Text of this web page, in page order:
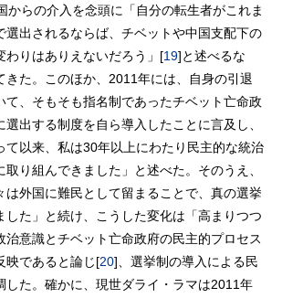
からの介入を念頭に「自分の転生者がこれま
選出されるならば、チベットや中国支配下の
わりはありえないだろう」[19]と述べるな
きた。このほか、2011年には、自身の引退
て、そもそも指名制であったチベット亡命政
出する制度を自ら導入したことに言及し、
て以来、私は30年以上にわたり民主的な統治
り組んできました」と述べた。そのうえ、
は外国に難民として留まることで、真の選挙
した」と続け、こうした変化は「高まりつつ
治意識とチベット亡命政府の民主的プロセス
映であると論じ[20]、選挙制の導入による民
した。確かに、現世ダライ・ラマは2011年